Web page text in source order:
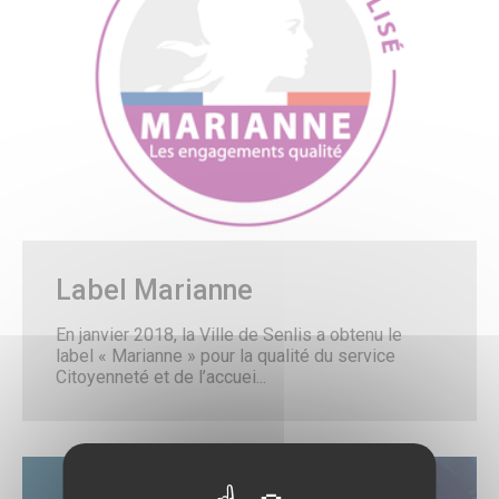
TUS & Transports collectifs
Senlis, ville à la mobilité douce !
Où se garer à Senlis ?
Travaux & démarches voirie
Démarches voirie
Circulation & Stationnement interdits
Financement des travaux anti-inondations pour les
Travaux en cours
Sécurité publique
Numéros d’urgence & contacts utiles
Autres organes de sécurité publique
Protection animale
Influenza Aviaire
Le Frelon asiatique
Propreté, Eau & Assainissement
Gestion de l’Eau
Nettoyage des rues
Les marchés alimentaires
Label Marianne
En janvier 2018, la Ville de Senlis a obtenu le
label « Marianne » pour la qualité du service
Citoyenneté et de l’accuei...